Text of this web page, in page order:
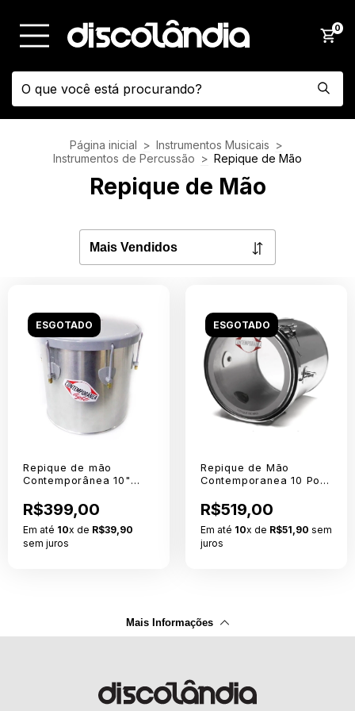
0
Página inicial > Instrumentos Musicais >
Instrumentos de Percussão > Repique de Mão
Repique de Mão
ESGOTADO
Repique de mão
Contemporânea 10"
R$399,00
Em até 10x de R$39,90
sem juros
ESGOTADO
Repique de Mão
Contemporanea 10 Pol.
R$519,00
Em até 10x de R$51,90 sem
juros
Mais Informações